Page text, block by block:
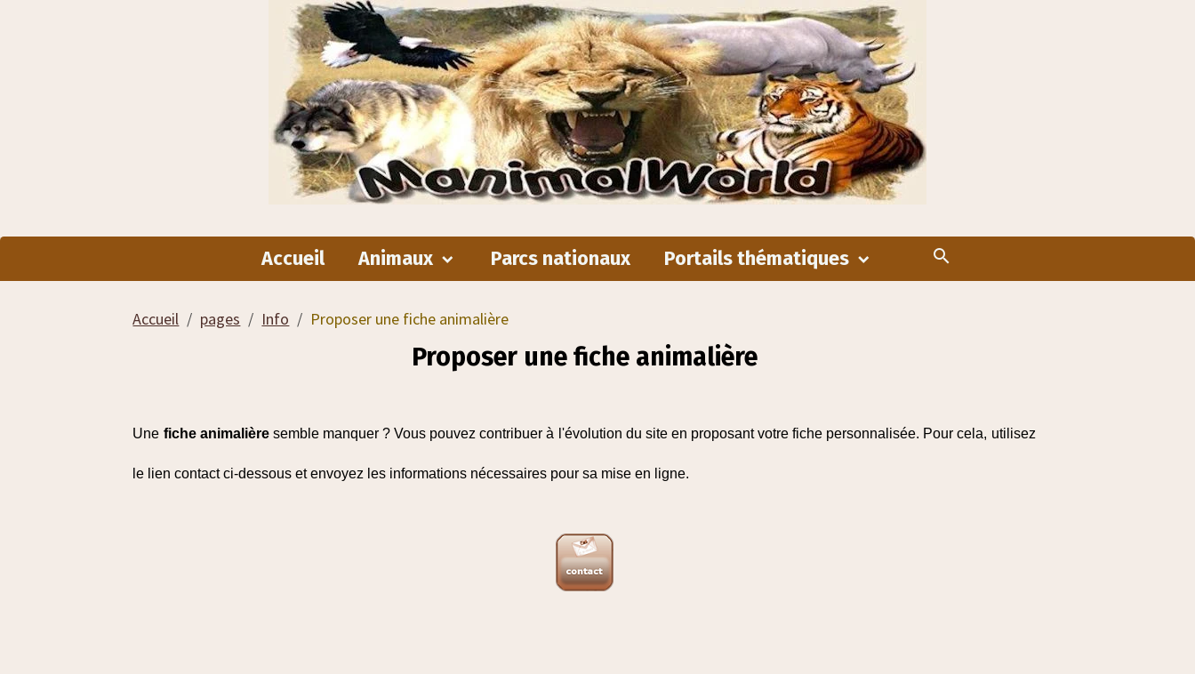
Accueil Animaux Parcs nationaux Portails thématiques
Accueil pages Info Proposer une fiche animalière
Proposer une fiche animalière
Une fiche animalièresemble manquer ? Vous pouvez contribuer à l'évolution du site en proposant votre fiche personnalisée. Pour cela, utilisez
le lien contact ci-dessous et envoyez les informations nécessaires pour sa mise en ligne.